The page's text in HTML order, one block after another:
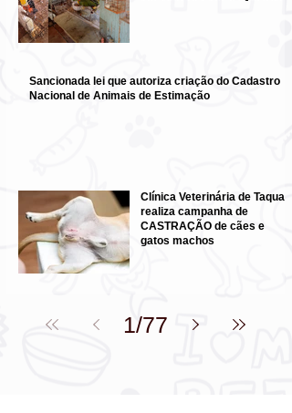
Sancionada lei que autoriza criação do Cadastro
Nacional de Animais de Estimação
Clínica Veterinária de Taquari
realiza campanha de
CASTRAÇÃO de cães e
gatos machos
1/77